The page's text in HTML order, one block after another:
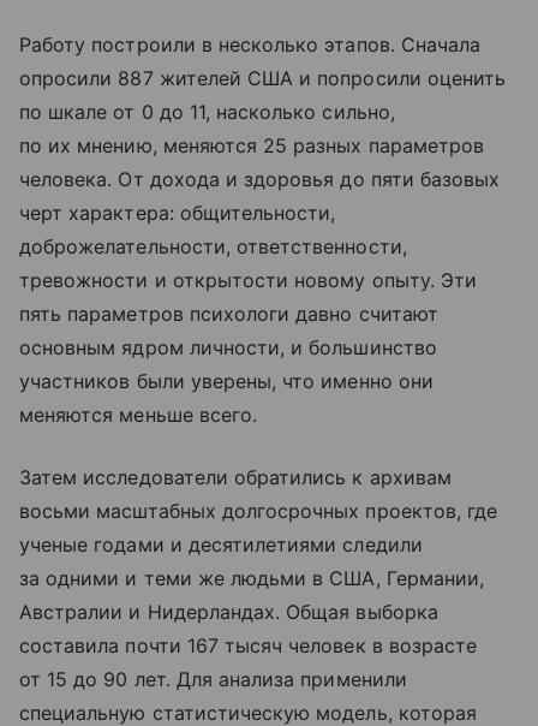
Работу построили в несколько этапов. Сначала
опросили 887 жителей США и попросили оценить
по шкале от 0 до 11, насколько сильно,
по их мнению, меняются 25 разных параметров
человека. От дохода и здоровья до пяти базовых
черт характера: общительности,
доброжелательности, ответственности,
тревожности и открытости новому опыту. Эти
пять параметров психологи давно считают
основным ядром личности, и большинство
участников были уверены, что именно они
меняются меньше всего.
Затем исследователи обратились к архивам
восьми масштабных долгосрочных проектов, где
ученые годами и десятилетиями следили
за одними и теми же людьми в США, Германии,
Австралии и Нидерландах. Общая выборка
составила почти 167 тысяч человек в возрасте
от 15 до 90 лет. Для анализа применили
специальную статистическую модель, которая